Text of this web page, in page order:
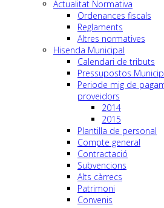
Actualitat Normativa
Ordenances fiscals
Reglaments
Altres normatives
Hisenda Municipal
Calendari de tributs
Pressupostos
Periode mig de
proveidors
2014
2015
Plantilla de personal
Compte general
Contractació
Subvencions
Alts càrrecs
Patrimoni
Convenis